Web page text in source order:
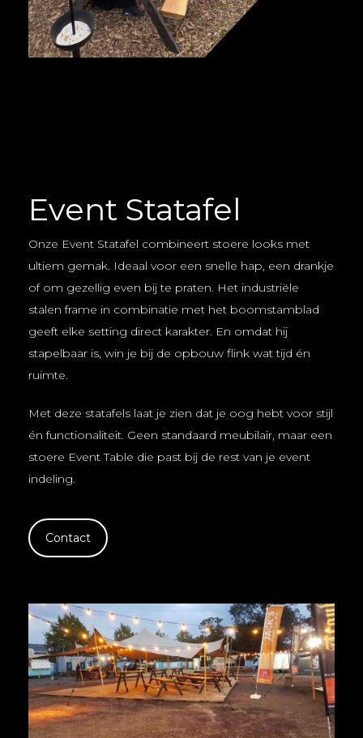
Event Statafel
Onze Event Statafel combineert stoere looks met
ultiem gemak. Ideaal voor een snelle hap, een drankje
of om gezellig even bij te praten. Het industriële
stalen frame in combinatie met het boomstamblad
geeft elke setting direct karakter. En omdat hij
stapelbaar is, win je bij de opbouw flink wat tijd én
ruimte.
Met deze statafels laat je zien dat je oog hebt voor stijl
én functionaliteit. Geen standaard meubilair, maar een
stoere Event Table die past bij de rest van je event
indeling.
Contact